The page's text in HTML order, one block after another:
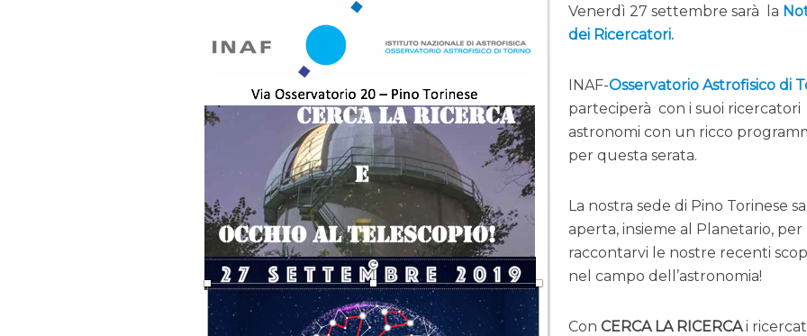
Venerdì 27 settembre sarà la
dei Ricercatori.
INAF-Osservatorio Astrofisico di
parteciperà con i suoi ricercatori
astronomi con un ricco
per questa serata.
La nostra sede di Pino Torinese
aperta, insieme al Planetario, per
raccontarvi le nostre recenti
nel campo dell’astronomia!
ConCERCA LA RICERCAi